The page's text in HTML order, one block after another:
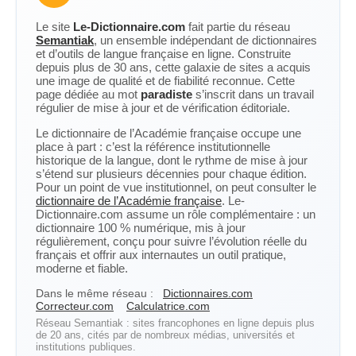
Le site Le-Dictionnaire.com fait partie du réseau
Semantiak, un ensemble indépendant de dictionnaires
et d’outils de langue française en ligne. Construite
depuis plus de 30 ans, cette galaxie de sites a acquis
une image de qualité et de fiabilité reconnue. Cette
page dédiée au mot paradiste s’inscrit dans un travail
régulier de mise à jour et de vérification éditoriale.
Le dictionnaire de l’Académie française occupe une
place à part : c’est la référence institutionnelle
historique de la langue, dont le rythme de mise à jour
s’étend sur plusieurs décennies pour chaque édition.
Pour un point de vue institutionnel, on peut consulter le
dictionnaire de l’Académie française. Le-
Dictionnaire.com assume un rôle complémentaire : un
dictionnaire 100 % numérique, mis à jour
régulièrement, conçu pour suivre l’évolution réelle du
français et offrir aux internautes un outil pratique,
moderne et fiable.
Dans le même réseau :
Dictionnaires.com
Correcteur.com
Calculatrice.com
Réseau Semantiak : sites francophones en ligne depuis plus
de 20 ans, cités par de nombreux médias, universités et
institutions publiques.